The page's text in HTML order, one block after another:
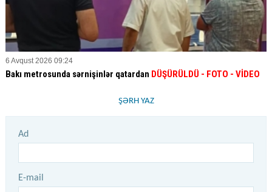
6 Avqust 2026 09:24
Bakı metrosunda sərnişinlər qatardan DÜŞÜRÜLDÜ - FOTO - VİDEO
ŞƏRH YAZ
Ad
E-mail